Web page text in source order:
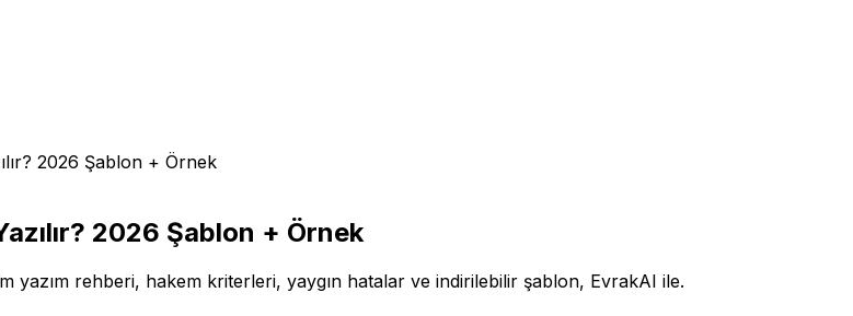
2026 Şablon + Örnek
2026 Şablon + Örnek
yazım rehberi, hakem kriterleri, yaygın hatalar ve indirilebilir şablon, EvrakAI ile.